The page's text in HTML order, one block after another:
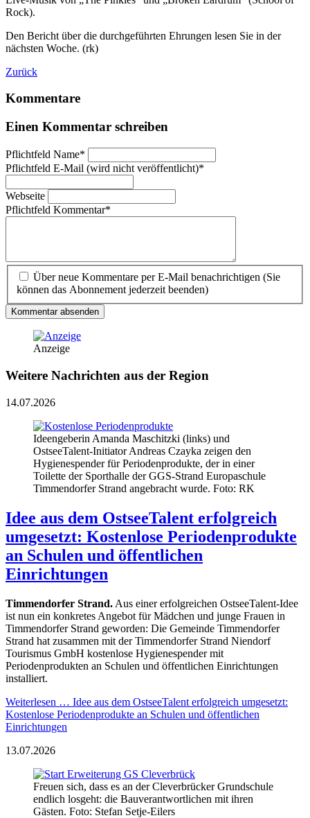
Rock).
Den Bericht über die durchgeführten Ehrungen lesen Sie in der
nächsten Woche. (rk)
Zurück
Kommentare
Einen Kommentar schreiben
Pflichtfeld Name*
Pflichtfeld E-Mail (wird nicht veröffentlicht)*
Webseite
Pflichtfeld Kommentar*
Über neue Kommentare per E-Mail benachrichtigen (Sie
können das Abonnement jederzeit beenden)
Kommentar absenden
Anzeige
Weitere Nachrichten aus der Region
14.07.2026
Ideengeberin Amanda Maschitzki (links) und
OstseeTalent-Initiator Andreas Czayka zeigen den
Hygienespender für Periodenprodukte, der in einer
Toilette der Sporthalle der GGS-Strand Europaschule
Timmendorfer Strand angebracht wurde. Foto: RK
Idee aus dem OstseeTalent erfolgreich
umgesetzt: Kostenlose Periodenprodukte
an Schulen und öffentlichen
Einrichtungen
Timmendorfer Strand. Aus einer erfolgreichen OstseeTalent-Idee
ist nun ein konkretes Angebot für Mädchen und junge Frauen in
Timmendorfer Strand geworden: Die Gemeinde Timmendorfer
Strand hat zusammen mit der Timmendorfer Strand Niendorf
Tourismus GmbH kostenlose Hygienespender mit
Periodenprodukten an Schulen und öffentlichen Einrichtungen
installiert.
Weiterlesen … Idee aus dem OstseeTalent erfolgreich umgesetzt:
Kostenlose Periodenprodukte an Schulen und öffentlichen
Einrichtungen
13.07.2026
Freuen sich, dass es an der Cleverbrücker Grundschule
endlich losgeht: die Bauverantwortlichen mit ihren
Gästen. Foto: Stefan Setje-Eilers